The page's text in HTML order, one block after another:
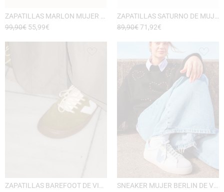
99,90€ 55,99€
89,90€71,92€